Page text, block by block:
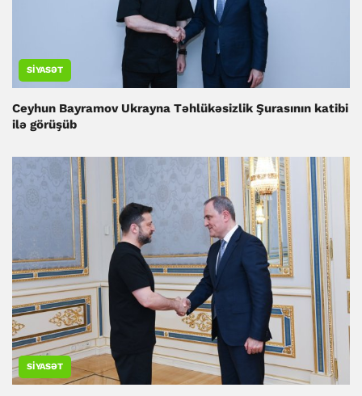
SIYASƏT
Ceyhun Bayramov Ukrayna Təhlükəsizlik Şurasının katibi
ilə görüşüb
SIYASƏT